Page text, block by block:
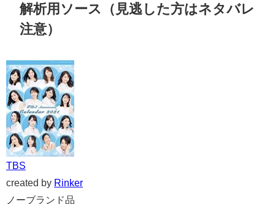
解析用ソース（見逃した方はネタバレ
注意）
TBS
created by Rinker
ノーブランド品